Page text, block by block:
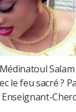
le feu sacré ?